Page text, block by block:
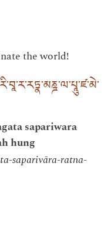
the world!
sapariwara
hung
saparivāra-ratna-